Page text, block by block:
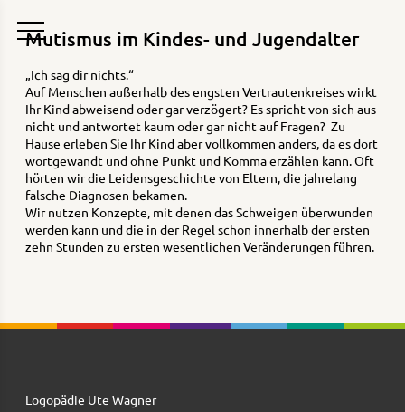
Mutismus im Kindes- und Jugendalter
„Ich sag dir nichts.“
Auf Menschen außerhalb des engsten Vertrautenkreises wirkt
Ihr Kind abweisend oder gar verzögert? Es spricht von sich aus
nicht und antwortet kaum oder gar nicht auf Fragen? Zu
Hause erleben Sie Ihr Kind aber vollkommen anders, da es dort
wortgewandt und ohne Punkt und Komma erzählen kann. Oft
hörten wir die Leidensgeschichte von Eltern, die jahrelang
falsche Diagnosen bekamen.
Wir nutzen Konzepte, mit denen das Schweigen überwunden
werden kann und die in der Regel schon innerhalb der ersten
zehn Stunden zu ersten wesentlichen Veränderungen führen.
Logopädie Ute Wagner